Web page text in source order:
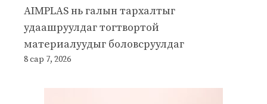
AIMPLAS нь галын тархалтыг
удаашруулдаг тогтвортой
материалуудыг боловсруулдаг
8 сар 7, 2026